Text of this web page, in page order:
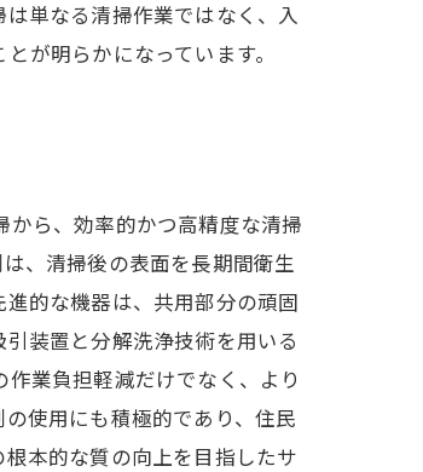
単なる清掃作業ではなく、入
が明らかになっています。
ら、効率的かつ高精度な清掃
、清掃後の表面を長期間衛生
的な機器は、共用部分の頑固
装置と分解洗浄技術を用いる
業負担軽減だけでなく、より
使用にも積極的であり、住民
本的な質の向上を目指したサ